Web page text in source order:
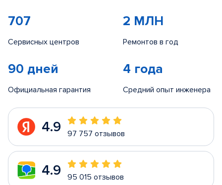
707
Сервисных центров
2 МЛН
Ремонтов в год
90 дней
Официальная гарантия
4 года
Средний опыт инженера
4.9 97 757 отзывов
4.9 95 015 отзывов